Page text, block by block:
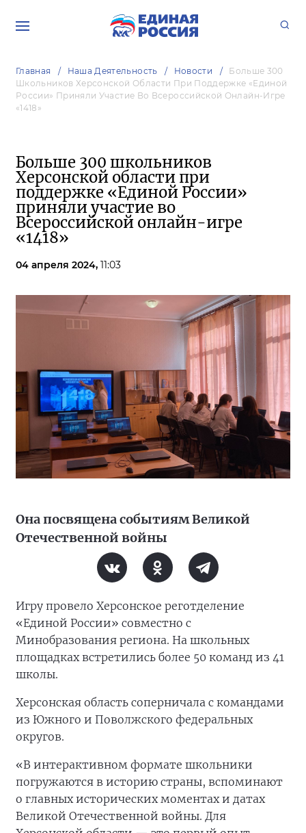
Главная Наша Деятельность Новости
Больше 300
Школьников Херсонской Области При Поддержке «Единой
России» Приняли Участие Во Всероссийской Онлайн-Игре
«1418»
Больше 300 школьников
Херсонской области при
поддержке «Единой России»
приняли участие во
Всероссийской онлайн-игре
«1418»
04 апреля 2024, 11:03
Она посвящена событиям Великой
Отечественной войны
Игру провело Херсонское реготделение
«Единой России» совместно с
Минобразования региона. На школьных
площадках встретились более 50 команд из 41
школы.
Херсонская область соперничала с командами
из Южного и Поволжского федеральных
округов.
«В интерактивном формате школьники
погружаются в историю страны, вспоминают
о главных исторических моментах и датах
Великой Отечественной войны. Для